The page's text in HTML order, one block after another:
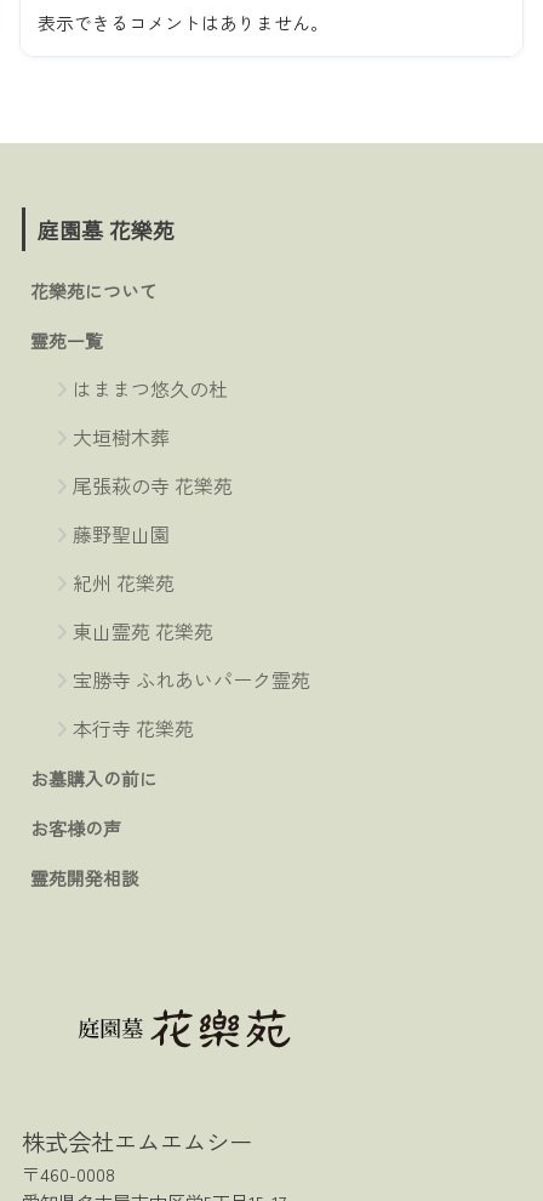
表示できるコメントはありません。
庭園墓 花樂苑
花樂苑について
霊苑一覧
はままつ悠久の杜
大垣樹木葬
尾張萩の寺 花樂苑
藤野聖山園
紀州 花樂苑
東山霊苑 花樂苑
宝勝寺 ふれあいパーク霊苑
本行寺 花樂苑
お墓購入の前に
お客様の声
霊苑開発相談
株式会社エムエムシー
〒460-0008